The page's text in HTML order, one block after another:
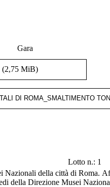
Gara
(2,75 MiB)
Lotto n.: 1
Nazionali della città di Roma.
della Direzione Musei